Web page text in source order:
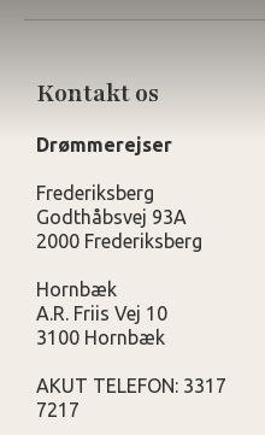
Kontakt os
Drømmerejser
Frederiksberg
Godthåbsvej 93A
2000 Frederiksberg
Hornbæk
A.R. Friis Vej 10
3100 Hornbæk
AKUT TELEFON: 3317
7217